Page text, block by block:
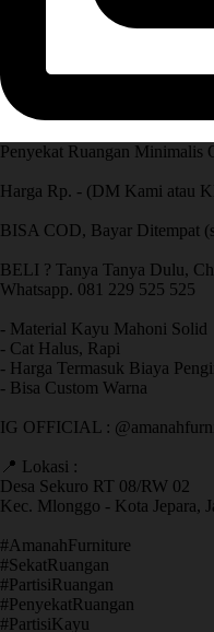
Penyekat Ruangan Minimalis
Harga Rp. - (DM Kami atau
BISA COD, Bayar Ditempat
BELI ? Tanya Tanya Dulu,
Whatsapp. 081 229 525 525
- Material Kayu Mahoni Solid
- Cat Halus, Rapi
- Harga Termasuk Biaya
- Bisa Custom Warna
IG OFFICIAL :
📍 Lokasi :
Desa Sekuro RT 08/RW 02
Kec. Mlonggo - Kota Jepara,
​#AmanahFurniture
​#SekatRuangan
​#PartisiRuangan
​#PenyekatRuangan
​#PartisiKayu